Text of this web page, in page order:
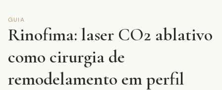
GUIA
Rinofima: laser CO2 ablativo
como cirurgia de
remodelamento em perfil